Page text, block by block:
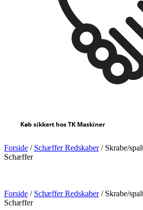
Køb sikkert hos TK Maskiner
Forside / Schæffer Redskaber/ Skrabe/
Schæffer
Forside / Schæffer Redskaber/ Skrabe/
Schæffer